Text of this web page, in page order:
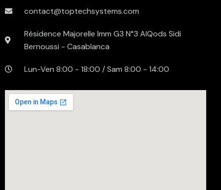
contact@toptechsystems.com
Résidence Majorelle Imm G3 N°3 AlQods Sidi
Bernoussi - Casablanca
Lun-Ven 8:00 - 18:00 / Sam 8:00 - 14:00